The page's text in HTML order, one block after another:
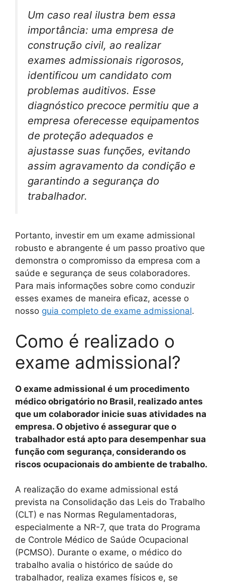
Um caso real ilustra bem essa
importância: uma empresa de
construção civil, ao realizar
exames admissionais rigorosos,
identificou um candidato com
problemas auditivos. Esse
diagnóstico precoce permitiu que a
empresa oferecesse equipamentos
de proteção adequados e
ajustasse suas funções, evitando
assim agravamento da condição e
garantindo a segurança do
trabalhador.
Portanto, investir em um exame admissional
robusto e abrangente é um passo proativo que
demonstra o compromisso da empresa com a
saúde e segurança de seus colaboradores.
Para mais informações sobre como conduzir
esses exames de maneira eficaz, acesse o
nosso guia completo de exame admissional.
Como é realizado o
exame admissional?
O exame admissional é um procedimento
médico obrigatório no Brasil, realizado antes
que um colaborador inicie suas atividades na
empresa. O objetivo é assegurar que o
trabalhador está apto para desempenhar sua
função com segurança, considerando os
riscos ocupacionais do ambiente de trabalho.
A realização do exame admissional está
prevista na Consolidação das Leis do Trabalho
(CLT) e nas Normas Regulamentadoras,
especialmente a NR-7, que trata do Programa
de Controle Médico de Saúde Ocupacional
(PCMSO). Durante o exame, o médico do
trabalho avalia o histórico de saúde do
trabalhador, realiza exames físicos e, se